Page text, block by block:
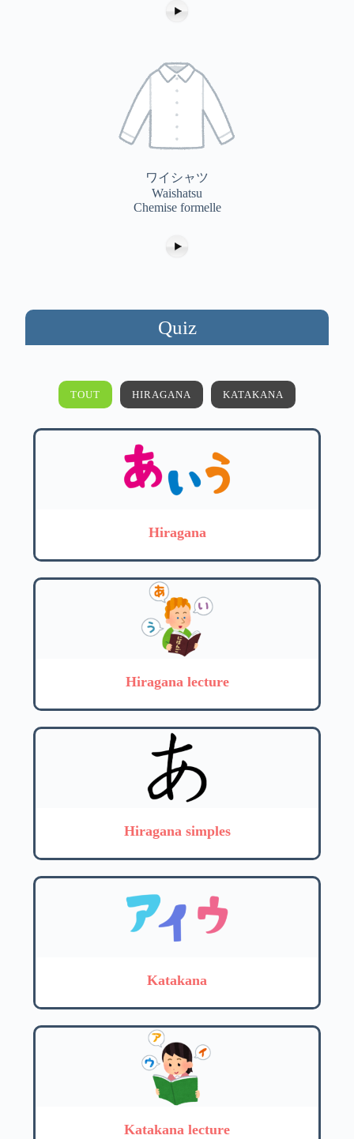
ワイシャツ
Waishatsu
Chemise formelle
Quiz
TOUT HIRAGANA KATAKANA
Hiragana
Hiragana lecture
Hiragana simples
Katakana
Katakana lecture